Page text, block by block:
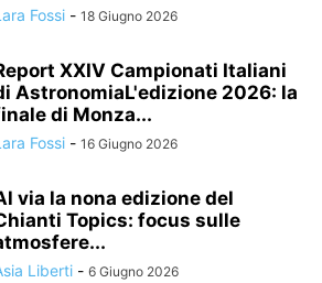
Fossi - 18 Giugno 2026
XXIV Campionati Italiani
AstronomiaL'edizione 2026: la
di Monza...
Fossi - 16 Giugno 2026
via la nona edizione del
Topics: focus sulle
Liberti - 6 Giugno 2026